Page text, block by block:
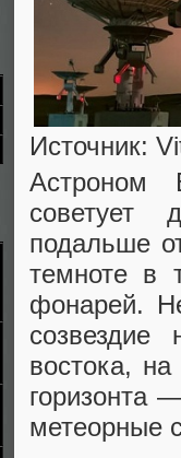
Источник:
Астроном
советует
подальше
темноте в
фонарей.
востока,
горизонта
метеорные